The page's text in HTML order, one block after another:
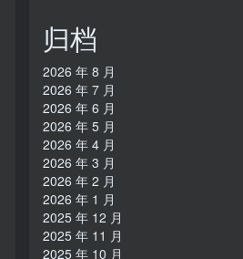
归档
2026 年 8 月
2026 年 7 月
2026 年 6 月
2026 年 5 月
2026 年 4 月
2026 年 3 月
2026 年 2 月
2026 年 1 月
2025 年 12 月
2025 年 11 月
2025 年 10 月